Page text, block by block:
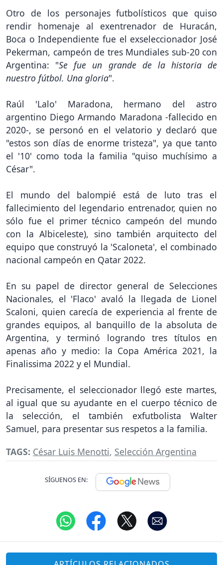
Otro de los personajes futbolísticos que quiso
rendir homenaje al exentrenador de Huracán,
Boca o Independiente fue el exseleccionador José
Pekerman, campeón de tres Mundiales sub-20 con
Argentina: "Se fue un grande de la historia de
nuestro fútbol. Una gloria".
Raúl 'Lalo' Maradona, hermano del astro
argentino Diego Armando Maradona -fallecido en
2020-, se personó en el velatorio y declaró que
"estos son días de enorme tristeza", ya que tanto
el '10' como toda la familia "quiso muchísimo a
César".
El mundo del balompié está de luto tras el
fallecimiento del legendario entrenador, quien no
sólo fue el primer técnico campeón del mundo
con la Albiceleste), sino también arquitecto del
equipo que construyó la 'Scaloneta', el combinado
nacional campeón en Qatar 2022.
En su papel de director general de Selecciones
Nacionales, el 'Flaco' avaló la llegada de Lionel
Scaloni, quien carecía de experiencia al frente de
grandes equipos, al banquillo de la absoluta de
Argentina, y terminó logrando tres títulos en
apenas año y medio: la Copa América 2021, la
Finalissima 2022 y el Mundial.
Precisamente, el seleccionador llegó este martes,
al igual que su ayudante en el cuerpo técnico de
la selección, el también exfutbolista Walter
Samuel, para presentar sus respetos a la familia.
TAGS: César Luis Menotti, Selección Argentina
SÍGUENOS EN: